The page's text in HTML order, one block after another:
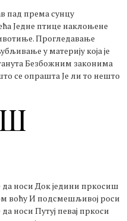
пад према сунцу
Једне птице наклоњене
Прогледавање
у материју која је
Безбожним законима
се опрашта Је ли то нешто
да носи Док једини пркосиш
воћу И подсмешљивој роси
носи Путуј певај пркоси